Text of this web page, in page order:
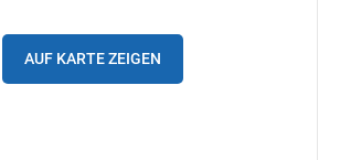
AUF KARTE ZEIGEN